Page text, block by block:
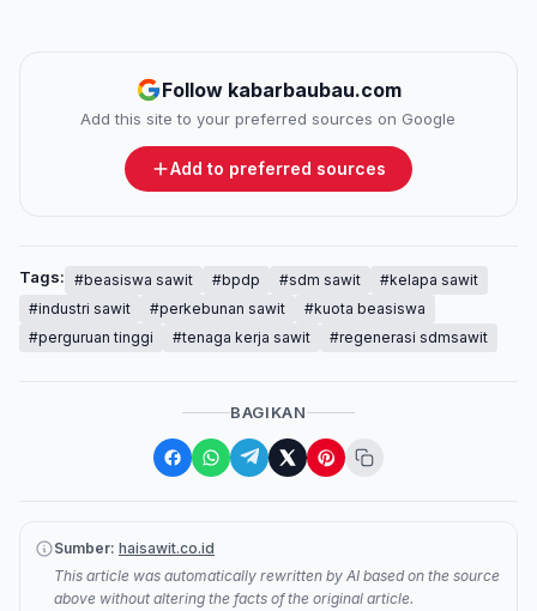
Follow kabarbaubau.com
Add this site to your preferred sources on Google
Add to preferred sources
Tags: #beasiswa sawit #bpdp #sdm sawit
#kelapa sawit
#industri sawit
#perkebunan sawit
#kuota beasiswa
#perguruan tinggi
#tenaga kerja sawit #regenerasi sdmsawit
BAGIKAN
Sumber: haisawit.co.id
This article was automatically rewritten by AI based on the source
above without altering the facts of the original article.